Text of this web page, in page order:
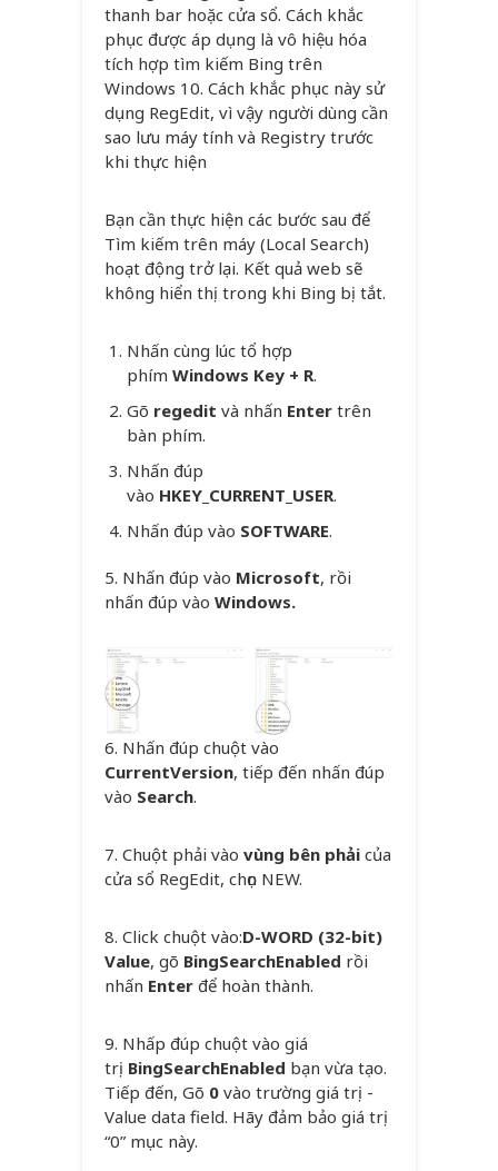
thanh bar hoặc cửa sổ. Cách khắc
phục được áp dụng là vô hiệu hóa
tích hợp tìm kiếm Bing trên
Windows 10. Cách khắc phục này sử
dụng RegEdit, vì vậy người dùng cần
sao lưu máy tính và Registry trước
khi thực hiện
Bạn cần thực hiện các bước sau để
Tìm kiếm trên máy (Local Search)
hoạt động trở lại. Kết quả web sẽ
không hiển thị trong khi Bing bị tắt.
Nhấn cùng lúc tổ hợp
phím Windows Key + R.
Gõ regedit và nhấn Enter trên
bàn phím.
Nhấn đúp
vào HKEY_CURRENT_USER.
Nhấn đúp vào SOFTWARE.
5. Nhấn đúp vào Microsoft, rồi
nhấn đúp vào Windows.
6. Nhấn đúp chuột vào
CurrentVersion, tiếp đến nhấn đúp
vào Search.
7. Chuột phải vào vùng bên phải của
cửa sổ RegEdit, chọn NEW.
8. Click chuột vào:D-WORD (32-bit)
Value, gõ BingSearchEnabled rồi
nhấn Enter để hoàn thành.
9. Nhấp đúp chuột vào giá
trị BingSearchEnabled bạn vừa tạo.
Tiếp đến, Gõ 0 vào trường giá trị -
Value data field. Hãy đảm bảo giá trị
“0” mục này.